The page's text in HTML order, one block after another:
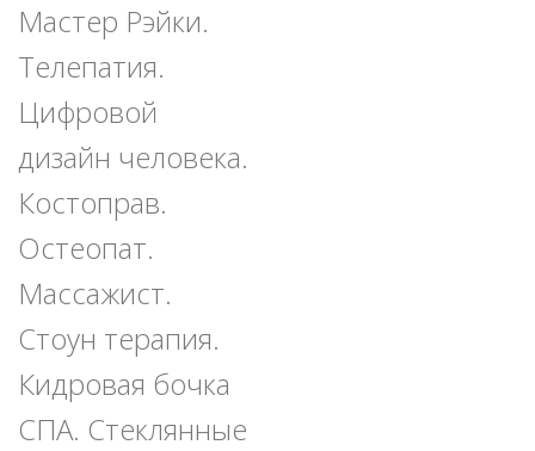
Мастер Рэйки.
Телепатия.
Цифровой
дизайн человека.
Костоправ.
Остеопат.
Массажист.
Стоун терапия.
Кидровая бочка
СПА. Стеклянные